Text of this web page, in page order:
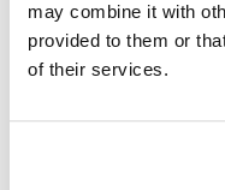
may combine it with
provided to them or
of their services.